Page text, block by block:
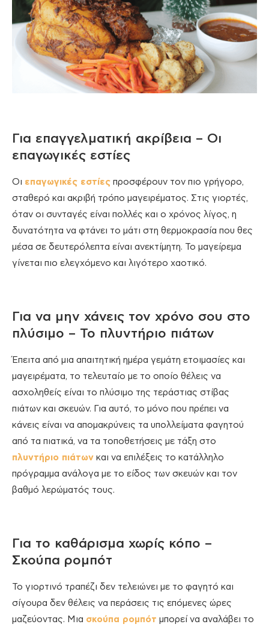
Για επαγγελματική ακρίβεια – Οι
επαγωγικές εστίες
Οι επαγωγικές εστίες προσφέρουν τον πιο γρήγορο,
σταθερό και ακριβή τρόπο μαγειρέματος. Στις γιορτές,
όταν οι συνταγές είναι πολλές και ο χρόνος λίγος, η
δυνατότητα να φτάνει το μάτι στη θερμοκρασία που θες
μέσα σε δευτερόλεπτα είναι ανεκτίμητη. Το μαγείρεμα
γίνεται πιο ελεγχόμενο και λιγότερο χαοτικό.
Για να μην χάνεις τον χρόνο σου στο
πλύσιμο – Το πλυντήριο πιάτων
Έπειτα από μια απαιτητική ημέρα γεμάτη ετοιμασίες και
μαγειρέματα, το τελευταίο με το οποίο θέλεις να
ασχοληθείς είναι το πλύσιμο της τεράστιας στίβας
πιάτων και σκευών. Για αυτό, το μόνο που πρέπει να
κάνεις είναι να απομακρύνεις τα υπολλείματα φαγητού
από τα πιατικά, να τα τοποθετήσεις με τάξη στο
πλυντήριο πιάτων και να επιλέξεις το κατάλληλο
πρόγραμμα ανάλογα με το είδος των σκευών και τον
βαθμό λερώματός τους.
Για το καθάρισμα χωρίς κόπο –
Σκούπα ρομπότ
Το γιορτινό τραπέζι δεν τελειώνει με το φαγητό και
σίγουρα δεν θέλεις να περάσεις τις επόμενες ώρες
μαζεύοντας. Μια σκούπα ρομπότ μπορεί να αναλάβει το